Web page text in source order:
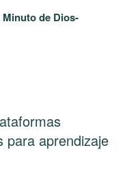
de Dios-
para aprendizaje